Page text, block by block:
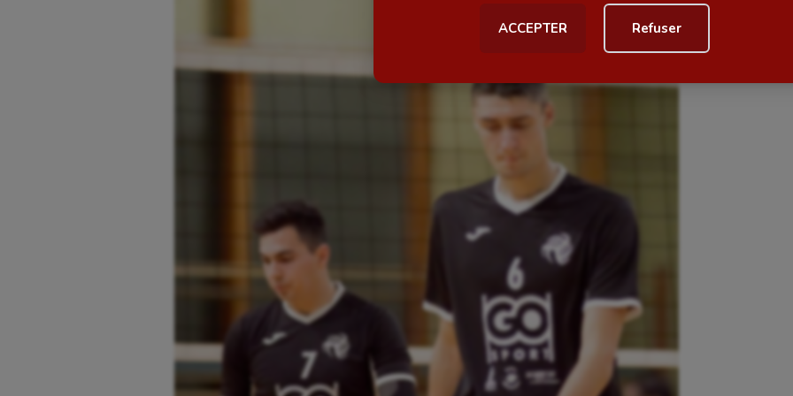
ACCEPTER Refuser
Boules lyonnaises
Cyclisme
Gymnastique rythmique
Jeux Olympiques et Paralympiques
Outdoor
Plongée